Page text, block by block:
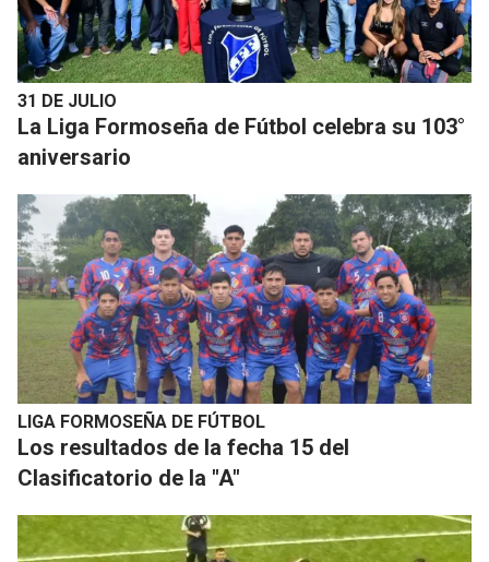
31 DE JULIO
La Liga Formoseña de Fútbol celebra su 103°
aniversario
LIGA FORMOSEÑA DE FÚTBOL
Los resultados de la fecha 15 del
Clasificatorio de la "A"